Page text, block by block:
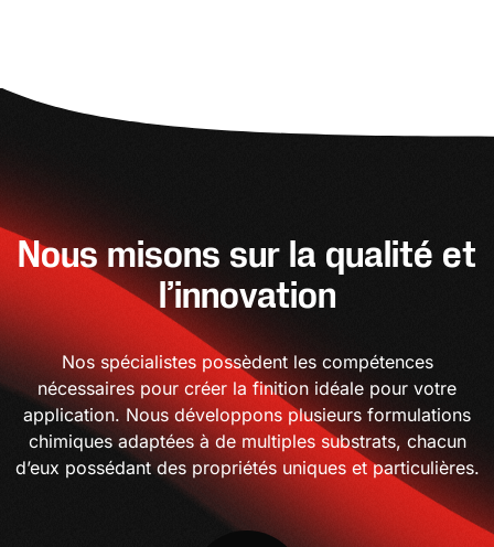
Nous misons sur la qualité et
l’innovation
Nos spécialistes possèdent les compétences
nécessaires pour créer la finition idéale pour votre
application. Nous développons plusieurs formulations
chimiques adaptées à de multiples substrats, chacun
d’eux possédant des propriétés uniques et particulières.